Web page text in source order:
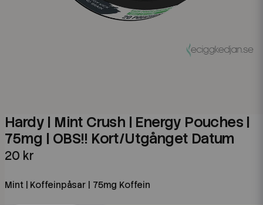
Hardy | Mint Crush | Energy Pouches |
75mg | OBS!! Kort/Utgånget Datum
20 kr
Mint | Koffeinpåsar | 75mg Koffein